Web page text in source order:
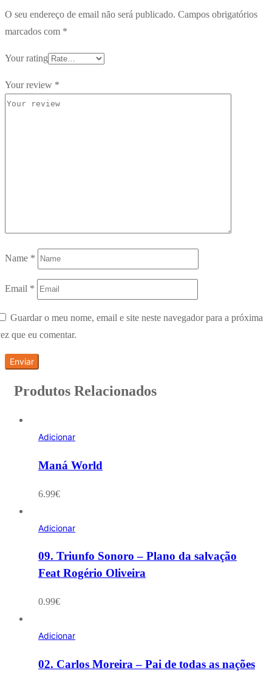
O seu endereço de email não será publicado. Campos obrigatórios
marcados com *
Your rating
Your review *
Name *
Email *
Guardar o meu nome, email e site neste navegador para a próxima
que eu comentar.
Produtos Relacionados
Adicionar
Maná World
6.99€
Adicionar
09. Triunfo Sonoro – Plano da salvação
Feat Rogério Oliveira
0.99€
Adicionar
02. Carlos Moreira – Pai de todas as nações